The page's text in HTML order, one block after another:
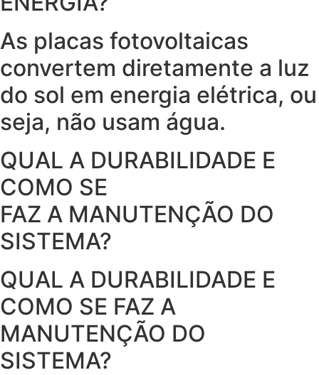
As placas fotovoltaicas
convertem diretamente a luz
do sol em energia elétrica, ou
seja, não usam água.
QUAL A DURABILIDADE E
COMO SE
FAZ A MANUTENÇÃO DO
SISTEMA?
QUAL A DURABILIDADE E
COMO SE FAZ A
MANUTENÇÃO DO
SISTEMA?